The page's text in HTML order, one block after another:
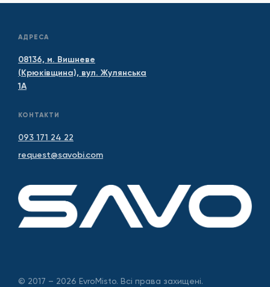
АДРЕСА
08136, м. Вишневе
(Крюківщина), вул. Жулянська
1А
КОНТАКТИ
093 171 24 22
request@savobi.com
© 2017 – 2026 EvroMisto. Всі права захищені.